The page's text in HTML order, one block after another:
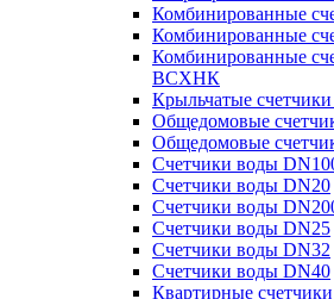
Комбинированные
Комбинированные
Комбинированные
ВСХНК
Крыльчатые
Общедомовые
Общедомовые
Счетчики воды
Счетчики воды DN20
Счетчики воды
Счетчики воды DN25
Счетчики воды DN32
Счетчики воды DN40
Квартирные